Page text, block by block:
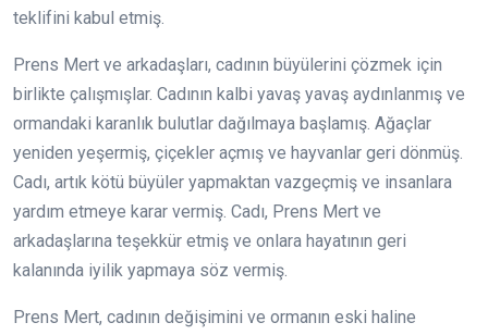
teklifini kabul etmiş.
Prens Mert ve arkadaşları, cadının büyülerini çözmek için
birlikte çalışmışlar. Cadının kalbi yavaş yavaş aydınlanmış ve
ormandaki karanlık bulutlar dağılmaya başlamış. Ağaçlar
yeniden yeşermiş, çiçekler açmış ve hayvanlar geri dönmüş.
Cadı, artık kötü büyüler yapmaktan vazgeçmiş ve insanlara
yardım etmeye karar vermiş. Cadı, Prens Mert ve
arkadaşlarına teşekkür etmiş ve onlara hayatının geri
kalanında iyilik yapmaya söz vermiş.
Prens Mert, cadının değişimini ve ormanın eski haline